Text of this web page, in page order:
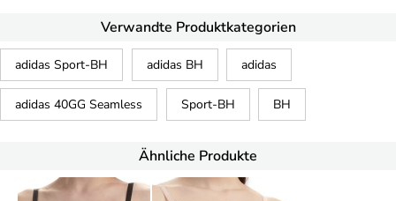
Verwandte Produktkategorien
adidas Sport-BH adidas BH adidas
adidas 40GG Seamless Sport-BH BH
Ähnliche Produkte